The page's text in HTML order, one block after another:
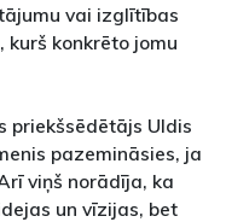
vai izglītības
konkrēto jomu
priekšsēdētājs Uldis
pazemināsies, ja
viņš norādīja, ka
un vīzijas, bet